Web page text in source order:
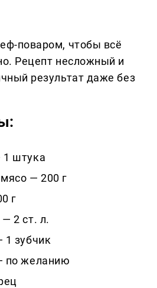
поваром, чтобы всё
Рецепт несложный и
результат даже без
штука
— 200 г
г
2 ст. л.
1 зубчик
по желанию